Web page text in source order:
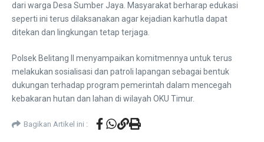
dari warga Desa Sumber Jaya. Masyarakat berharap edukasi
seperti ini terus dilaksanakan agar kejadian karhutla dapat
ditekan dan lingkungan tetap terjaga.
Polsek Belitang II menyampaikan komitmennya untuk terus
melakukan sosialisasi dan patroli lapangan sebagai bentuk
dukungan terhadap program pemerintah dalam mencegah
kebakaran hutan dan lahan di wilayah OKU Timur.
Bagikan Artikel ini :